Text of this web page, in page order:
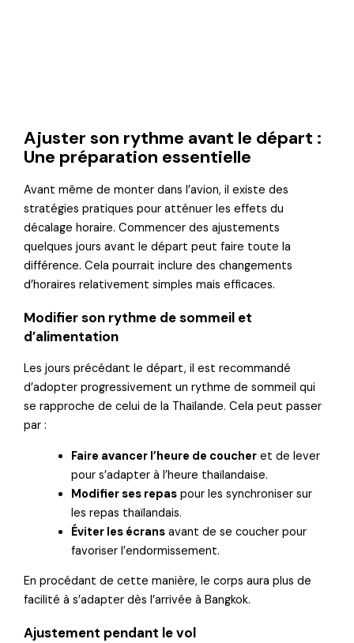
Ajuster son rythme avant le départ :
Une préparation essentielle
Avant même de monter dans l’avion, il existe des
stratégies pratiques pour atténuer les effets du
décalage horaire. Commencer des ajustements
quelques jours avant le départ peut faire toute la
différence. Cela pourrait inclure des changements
d’horaires relativement simples mais efficaces.
Modifier son rythme de sommeil et
d’alimentation
Les jours précédant le départ, il est recommandé
d’adopter progressivement un rythme de sommeil qui
se rapproche de celui de la Thaïlande. Cela peut passer
par :
Faire avancer l’heure de coucher et de lever
pour s’adapter à l’heure thaïlandaise.
Modifier ses repas pour les synchroniser sur
les repas thaïlandais.
Éviter les écrans avant de se coucher pour
favoriser l’endormissement.
En procédant de cette manière, le corps aura plus de
facilité à s’adapter dès l’arrivée à Bangkok.
Ajustement pendant le vol